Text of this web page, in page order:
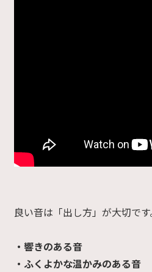
良い音は「出し方」が大切で
・響きのある音
・ふくよかな温かみのある音